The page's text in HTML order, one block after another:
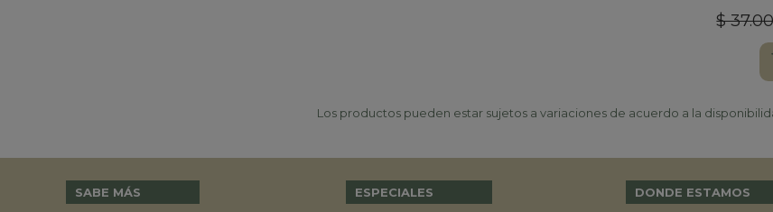
$
Los productos pueden estar sujetos a variaciones de acuerdo a la
SABE MÁS ESPECIALES DONDE ESTAMOS